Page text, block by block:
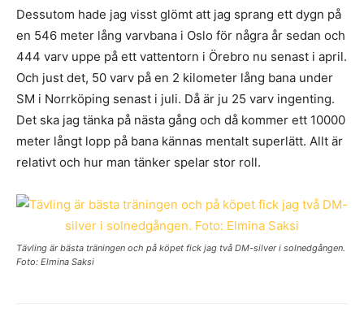
Dessutom hade jag visst glömt att jag sprang ett dygn på
en 546 meter lång varvbana i Oslo för några år sedan och
444 varv uppe på ett vattentorn i Örebro nu senast i april.
Och just det, 50 varv på en 2 kilometer lång bana under
SM i Norrköping senast i juli. Då är ju 25 varv ingenting.
Det ska jag tänka på nästa gång och då kommer ett 10000
meter långt lopp på bana kännas mentalt superlätt. Allt är
relativt och hur man tänker spelar stor roll.
Tävling är bästa träningen och på köpet fick jag två DM-silver i solnedgången.
Foto: Elmina Saksi